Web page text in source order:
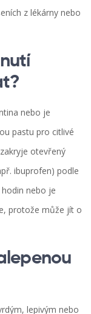
z lékárny nebo
nebo je
pastu pro citlivé
otevřený
ibuprofen) podle
nebo je
protože může jít o
lepivým nebo